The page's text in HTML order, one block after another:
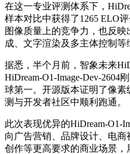
在这一专业评测体系下，
样本对比中获得了1265 ELO
图像质量上的竞争力，也反
成、文字渲染及多主体控制等
据悉，半个月前，智象未来
HiDream-O1-Image-Dev-2604
球第一。开源版本证明了像
测与开发者社区中顺利跑通。
此次表现优异的HiDream-O1-
向广告营销、品牌设计、电
创作等更高要求的商业场景